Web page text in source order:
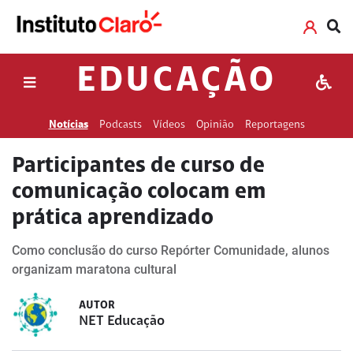
EDUCAÇÃO
Notícias Podcasts Vídeos Opinião Reportagens
Participantes de curso de
comunicação colocam em
prática aprendizado
Como conclusão do curso Repórter Comunidade, alunos
organizam maratona cultural
AUTOR
NET Educação